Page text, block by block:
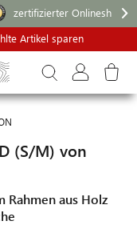
zertifizierter Onlineshop
Artikel sparen
(S/M) von
aus Holz